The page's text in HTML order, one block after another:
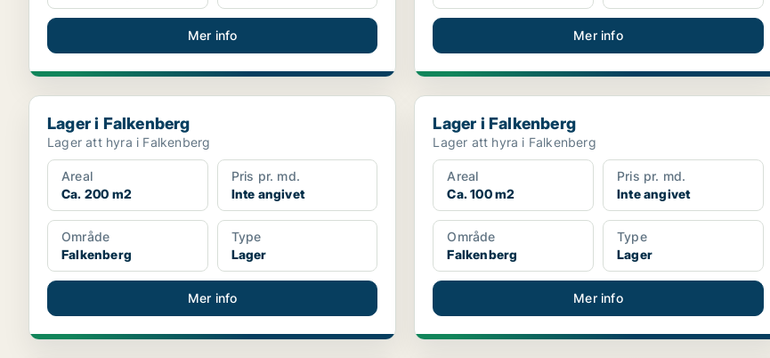
Mer info Mer info
Lager i Falkenberg
Lager i Falkenberg
Lager att hyra i Falkenberg
Areal
Ca. 200 m2
Pris pr. md.
Inte angivet
Område
Falkenberg
Type
Lager
Mer info
Lager i Falkenberg
Lager i Falkenberg
Lager att hyra i Falkenberg
Areal
Ca. 100 m2
Pris pr. md.
Inte angivet
Område
Falkenberg
Type
Lager
Mer info